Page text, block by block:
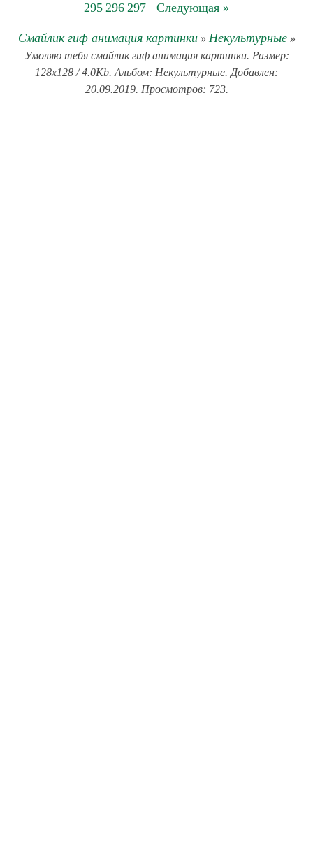
295 296 297 | Следующая »
Смайлик гиф анимация картинки» Некультурные»
Умоляю тебя смайлик гиф анимация картинки. Размер:
128x128 / 4.0Kb. Альбом: Некультурные. Добавлен:
20.09.2019. Просмотров: 723.